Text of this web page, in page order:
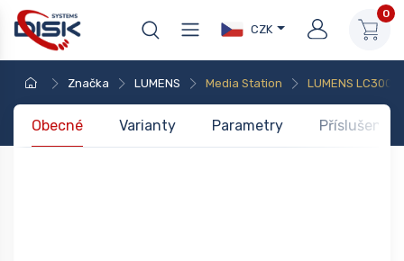
CZK
0
Značka LUMENS Media Station LUMENS LC300
Obecné Varianty Parametry